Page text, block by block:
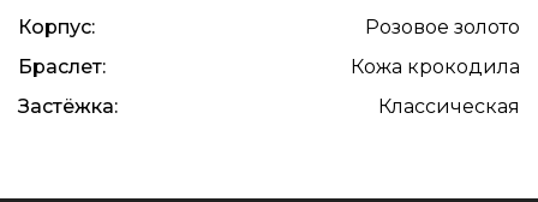
Корпус:
Розовое золото
Браслет:
Кожа крокодила
Застёжка:
Классическая